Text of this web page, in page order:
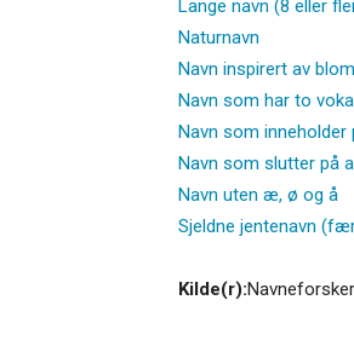
Lange navn (8 eller
Naturnavn
Navn inspirert av
Navn som har to
Navn som
Navn som slutter på a
Navn uten æ, ø og å
Sjeldne jentenavn
Kilde(r):